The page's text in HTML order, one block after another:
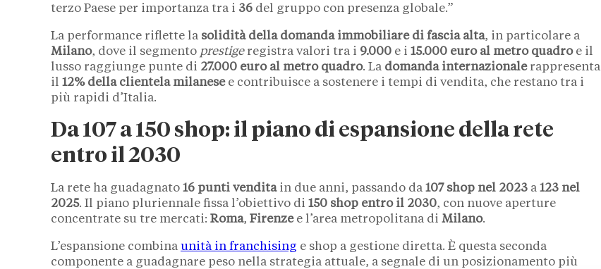
terzo Paese per importanza tra i 36 del gruppo con presenza globale.”
La performance riflette la solidità della domanda immobiliare di fascia alta, in particolare a
Milano, dove il segmento prestigeregistra valori tra i 9.000 e i 15.000 euro al metro quadroe il
lusso raggiunge punte di 27.000 euro al metro quadro. La domanda internazionalerappresenta
il 12% della clientela milanese e contribuisce a sostenere i tempi di vendita, che restano tra i
più rapidi d’Italia.
Da 107 a 150 shop: il piano di espansione della rete
entro il 2030
La rete ha guadagnato 16 punti venditain due anni, passando da 107 shop nel 2023 a 123 nel
2025. Il piano pluriennale fissa l’obiettivo di 150 shop entro il 2030, con nuove aperture
concentrate su tre mercati: Roma, Firenzee l’area metropolitana di Milano.
L’espansione combina unità in franchising e shop a gestione diretta. È questa seconda
componente a guadagnare peso nella strategia attuale, a segnale di un posizionamento più